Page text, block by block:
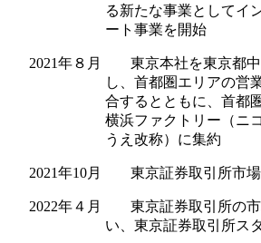
る新たな事業としてイ
ート事業を開始
2021年８月 東京本社を東京都中
し、首都圏エリアの営
合するとともに、首都
横浜ファクトリー（ニ
うえ改称）に集約
2021年10月 東京証券取引所市場
2022年４月 東京証券取引所の市
い、東京証券取引所ス